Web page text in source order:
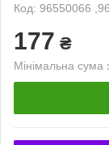
Код: 96550066
177 ₴
Мінімальна